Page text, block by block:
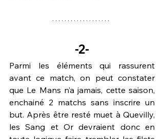
-2-
Parmi les éléments qui rassurent
avant ce match, on peut constater
que Le Mans n’a jamais, cette saison,
enchainé 2 matchs sans inscrire un
but. Après être resté muet à Quevilly,
les Sang et Or devraient donc en